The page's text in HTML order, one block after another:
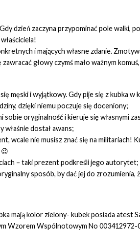
dzień zaczyna przypominać pole walki,
i mających własne zdanie.
głowy czymś mało ważnym
męski i wyjątkowy. Gdy pije się z kubka w
dzięki niemu poczuje się doceniony;
oryginalność i kieruje się własnymi
właśnie dostał awans;
wcale nie musisz znać się na militariach!
– taki prezent podkreśli jego autorytet;
sposób, by dać jej do zrozumienia,
mają kolor zielony- kubek posiada atest
Wzorem Wspólnotowym No 003412972-